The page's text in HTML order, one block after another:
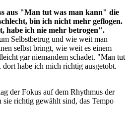
aus "Man tut was man kann" die
bin ich nicht mehr geflogen.
habe ich nie mehr betrogen".
Selbstbetrug und wie weit man
selbst bringt, wie weit es einem
gar niemandem schadet. "Man tut
habe ich mich richtig ausgetobt.
der Fokus auf dem Rhythmus der
sie richtig gewählt sind, das Tempo